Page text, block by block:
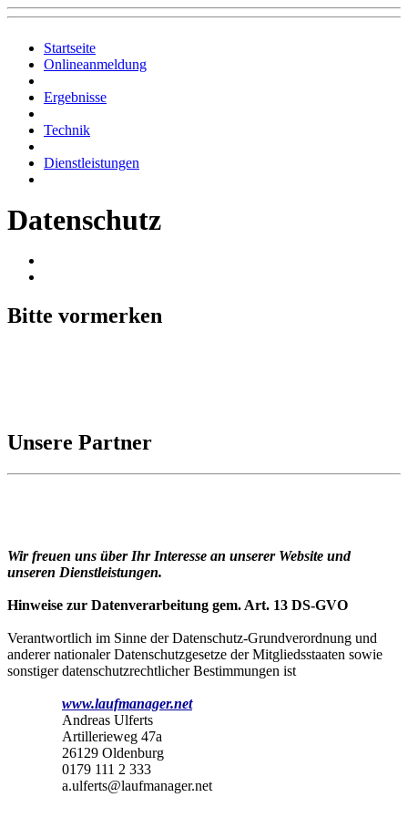
Startseite
Onlineanmeldung
Ergebnisse
Technik
Dienstleistungen
Datenschutz
Bitte vormerken
Unsere Partner
Wir freuen uns über Ihr Interesse an unserer Website und
unseren Dienstleistungen.
Hinweise zur Datenverarbeitung gem. Art. 13 DS-GVO
Verantwortlich im Sinne der Datenschutz-Grundverordnung und
anderer nationaler Datenschutzgesetze der Mitgliedsstaaten sowie
sonstiger datenschutzrechtlicher Bestimmungen ist
www.laufmanager.net
Andreas Ulferts
Artillerieweg 47a
26129 Oldenburg
0179 111 2 333
a.ulferts@laufmanager.net